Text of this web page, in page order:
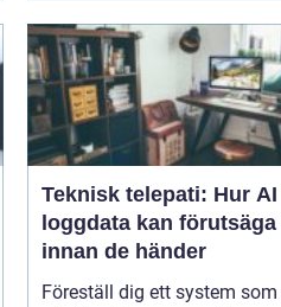
Teknisk telepati: Hur
loggdata kan förutsäga
innan de händer
Föreställ dig ett system som